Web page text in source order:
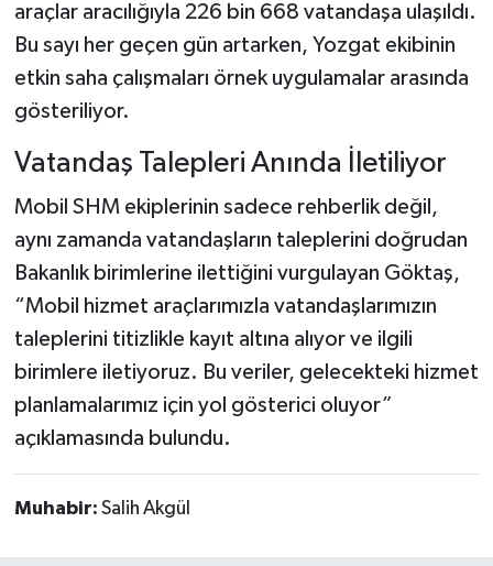
araçlar aracılığıyla 226 bin 668 vatandaşa ulaşıldı.
Bu sayı her geçen gün artarken, Yozgat ekibinin
etkin saha çalışmaları örnek uygulamalar arasında
gösteriliyor.
Vatandaş Talepleri Anında İletiliyor
Mobil SHM ekiplerinin sadece rehberlik değil,
aynı zamanda vatandaşların taleplerini doğrudan
Bakanlık birimlerine ilettiğini vurgulayan Göktaş,
“Mobil hizmet araçlarımızla vatandaşlarımızın
taleplerini titizlikle kayıt altına alıyor ve ilgili
birimlere iletiyoruz. Bu veriler, gelecekteki hizmet
planlamalarımız için yol gösterici oluyor”
açıklamasında bulundu.
Muhabir: Salih Akgül